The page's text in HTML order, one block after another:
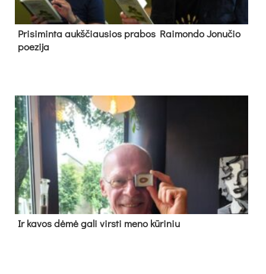
Pri­si­min­ta aukš­čiau­sios pra­bos Rai­mon­do Jo­nu­čio
poe­zi­ja
Ir ka­vos dė­mė ga­li virs­ti me­no kū­ri­niu